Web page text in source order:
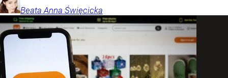
Beata Anna Święcicka